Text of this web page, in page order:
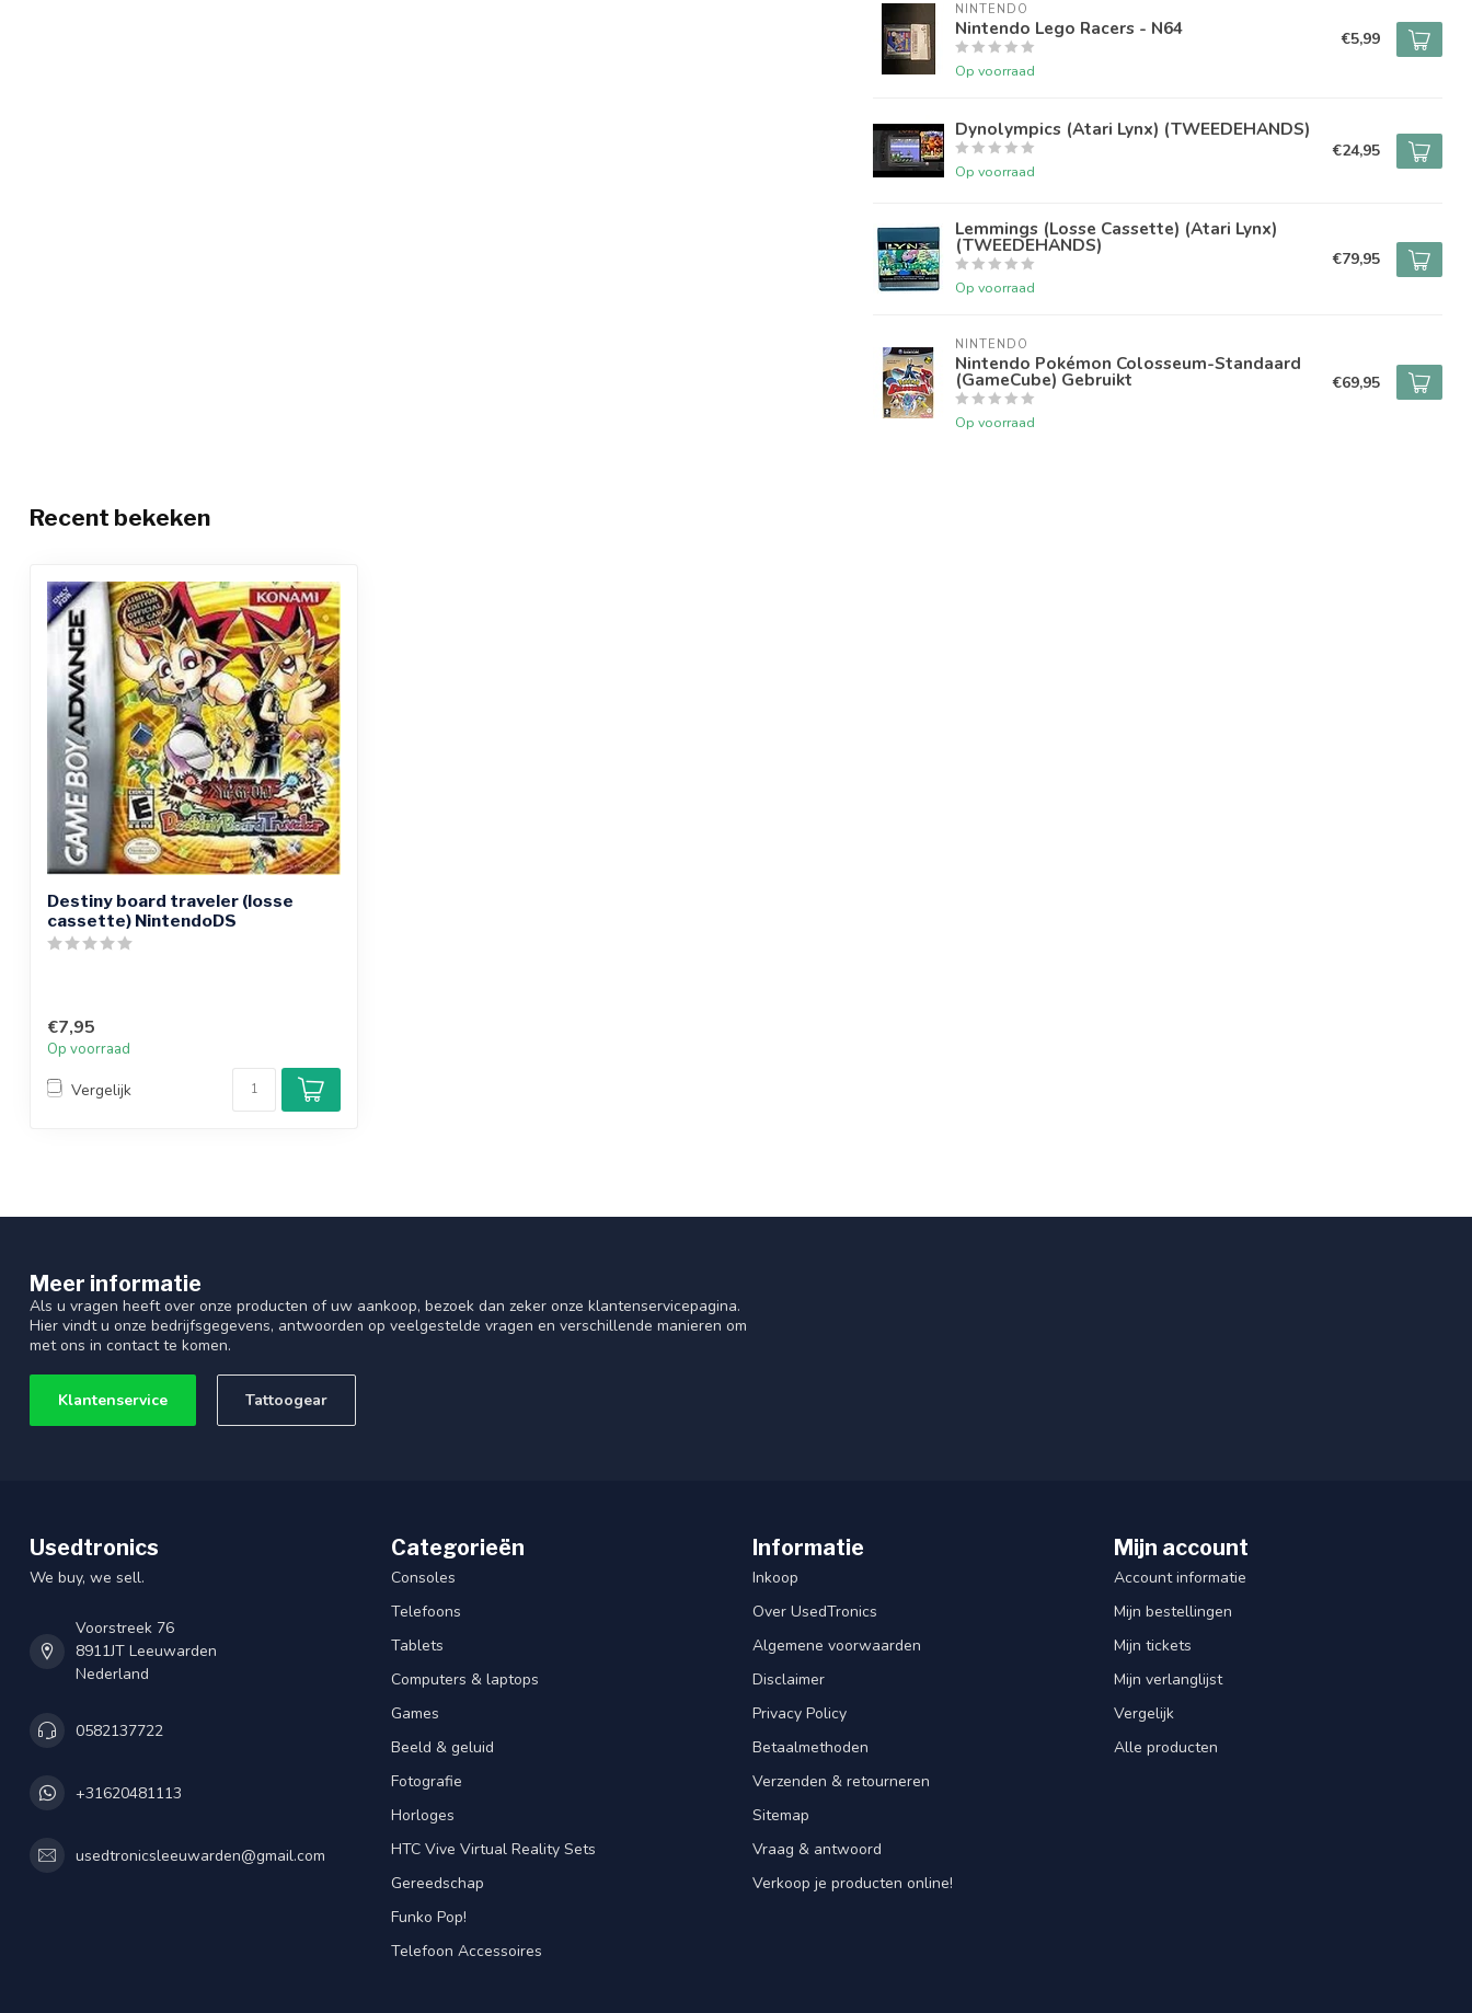
NINTENDO
Nintendo Lego Racers - N64
Op voorraad
€5,99
Dynolympics (Atari Lynx) (TWEEDEHANDS)
Op voorraad
€24,95
Lemmings (Losse Cassette) (Atari Lynx)
(TWEEDEHANDS)
Op voorraad
€79,95
NINTENDO
Nintendo Pokémon Colosseum-Standaard
(GameCube) Gebruikt
Op voorraad
€69,95
Recent bekeken
Destiny board traveler (losse
cassette) NintendoDS
€7,95
Op voorraad
Vergelijk
Meer informatie
Als u vragen heeft over onze producten of uw aankoop, bezoek dan zeker onze klantenservicepagina.
Hier vindt u onze bedrijfsgegevens, antwoorden op veelgestelde vragen en verschillende manieren om
met ons in contact te komen.
Klantenservice Tattoogear
Usedtronics
We buy, we sell.
Voorstreek 76
8911JT Leeuwarden
Nederland
0582137722
+31620481113
usedtronicsleeuwarden@gmail.com
Categorieën
Consoles
Telefoons
Tablets
Computers & laptops
Games
Beeld & geluid
Fotografie
Horloges
HTC Vive Virtual Reality Sets
Gereedschap
Funko Pop!
Telefoon Accessoires
Informatie
Inkoop
Over UsedTronics
Algemene voorwaarden
Disclaimer
Privacy Policy
Betaalmethoden
Verzenden & retourneren
Sitemap
Vraag & antwoord
Verkoop je producten online!
Mijn account
Account informatie
Mijn bestellingen
Mijn tickets
Mijn verlanglijst
Vergelijk
Alle producten